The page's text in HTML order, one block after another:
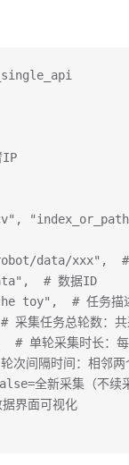
IP
data/xxx",  #
# 数据ID
toy",  # 任务描
集任务总轮数：共
单轮采集时长：每
间隔时间：相邻两
全新采集（不续
界面可视化